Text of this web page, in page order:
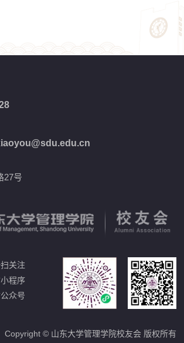
27号
关注
程序
众号
Copyright © 山东大学管理学院校友会 版权所有